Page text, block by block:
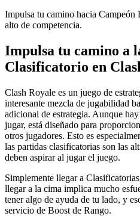
Impulsa tu camino hacia
alto de competencia.
Impulsa tu camino a
Clasificatorio en
Clash Royale es un juego de
interesante mezcla de jugabilidad
adicional de estrategia. Aunque
jugar, está diseñado para
otros jugadores. Esto es
las partidas clasificatorias son las
deben aspirar al jugar el juego.
Simplemente llegar a
llegar a la cima implica mucho
tener algo de ayuda de tu lado, y
servicio de Boost de Rango.